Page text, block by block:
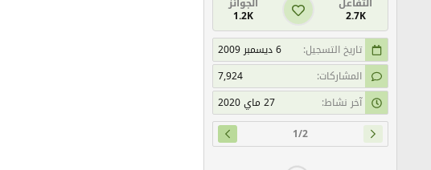
2.7K
1.2K
تاريخ التسجيل
6 ديسمبر 2009
المشاركات
7,924
آخر نشاط
27 ماي 2020
1/2